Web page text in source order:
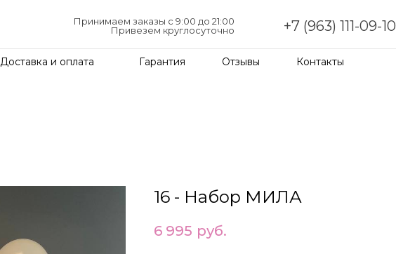
+7 (963) 111-09-10
Принимаем заказы с 9:00 до 21:00
Привезем круглосуточно
Доставка и оплата Гарантия Отзывы Контакты
16 - Набор МИЛА
6 995 руб.